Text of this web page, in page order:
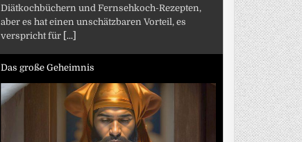
Diätkochbüchern und Fernsehkoch-Rezepten,
aber es hat einen unschätzbaren Vorteil, es
verspricht für [...]
Das große Geheimnis